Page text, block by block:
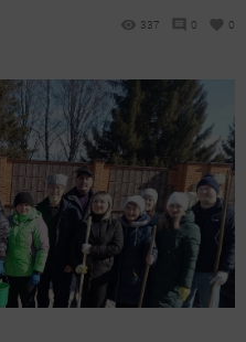
337 0 0